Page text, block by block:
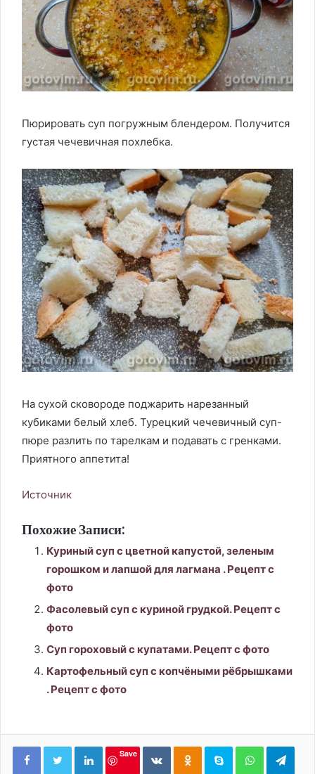
Пюрировать суп погружным блендером. Получится
густая чечевичная похлебка.
На сухой сковороде поджарить нарезанный
кубиками белый хлеб. Турецкий чечевичный суп-
пюре разлить по тарелкам и подавать с гренками.
Приятного аппетита!
Источник
Похожие Записи:
Куриный суп с цветной капустой, зеленым
горошком и лапшой для лагмана . Рецепт с
фото
Фасолевый суп с куриной грудкой. Рецепт с
фото
Суп гороховый с купатами. Рецепт с фото
Картофельный суп с копчёными рёбрышками
. Рецепт с фото
LinkedIn
Save
ВконтактеОдноклассники
Skype WhatsApp